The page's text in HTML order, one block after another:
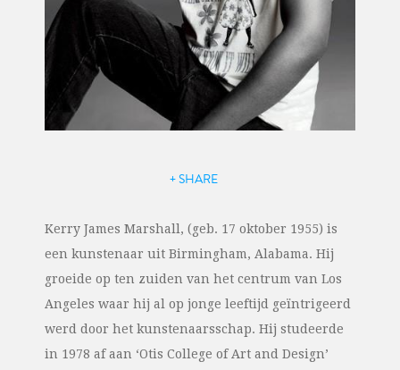
+ SHARE
Kerry James Marshall, (geb. 17 oktober 1955) is
een kunstenaar uit Birmingham, Alabama. Hij
groeide op ten zuiden van het centrum van Los
Angeles waar hij al op jonge leeftijd geïntrigeerd
werd door het kunstenaarsschap. Hij studeerde
in 1978 af aan ‘Otis College of Art and Design’